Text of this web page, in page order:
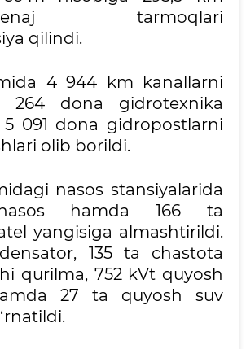
drenaj tarmoqlari
qilindi.
4 944 km kanallarni
264 dona gidrotexnikа
091 dona gidropostlarni
olib borildi.
nasos stansiyalarida
hamda 166 ta
yangisiga almashtirildi.
135 ta chastota
qurilma, 752 kVt quyosh
27 ta quyosh suv